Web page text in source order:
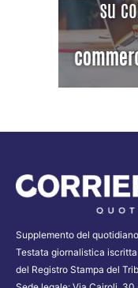
Supplemento del
Testata giornalistica
del Registro Stampa del